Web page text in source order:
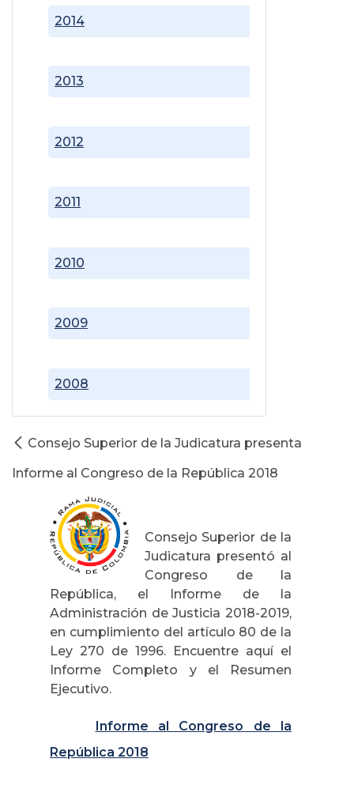
2008
2009
2010
2011
2012
2013
2014
Consejo Superior de la Judicatura presenta
Informe al Congreso de la República 2018
Consejo Superior de la
Judicatura presentó al
Congreso de la
República, el Informe de la
Administración de Justicia 2018-2019,
en cumplimiento del artículo 80 de la
Ley 270 de 1996. Encuentre aquí el
Informe Completo y el Resumen
Ejecutivo.
Informe al Congreso de la
República 2018